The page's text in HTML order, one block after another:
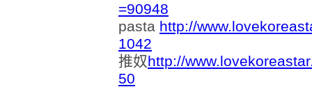
=90948
pasta http://
1042
推奴http://
50